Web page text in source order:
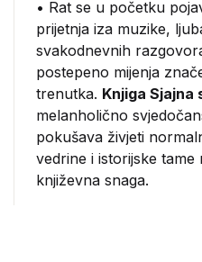
• Rat se u početku
prijetnja iza muzike,
svakodnevnih
postepeno mijenja
trenutka. Knjiga Sjajna
melanholično
pokušava živjeti
vedrine i istorijske tame
književna snaga.